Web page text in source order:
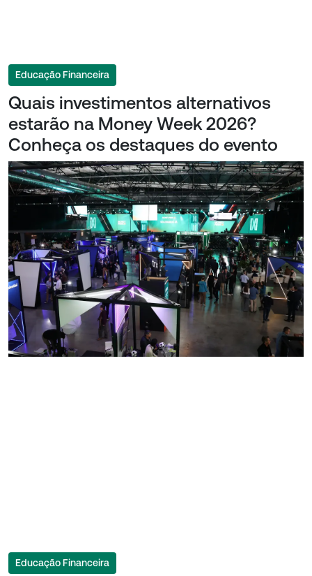
Educação Financeira
Quais investimentos alternativos
estarão na Money Week 2026?
Conheça os destaques do evento
Educação Financeira